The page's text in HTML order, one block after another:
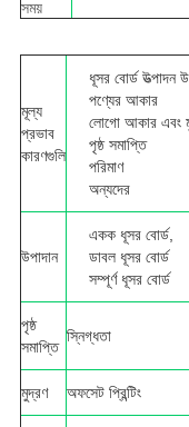
সময়
মূল্য
প্রভাব
কারণগুলি
ধূসর বোর্ড উত্পাদন
পণ্যের আকার
লোগো আকার এবং
পৃষ্ঠ সমাপ্তি
পরিমাণ
অন্যদের
উপাদান
একক ধূসর বোর্ড,
ডাবল ধূসর বোর্ড
সম্পূর্ণ ধূসর বোর্ড
পৃষ্ঠ
সমাপ্তি
স্নিগ্ধতা
মুদ্রণ অফসেট প্রিন্টিং